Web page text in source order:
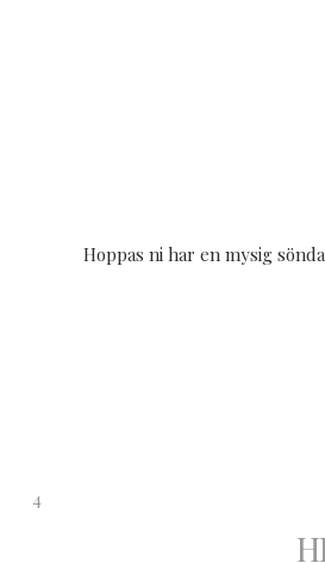
Hoppas ni har en mysig
4